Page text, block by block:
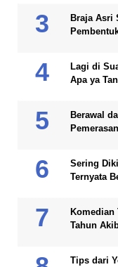
Braja Asri
Lagi di
Apa ya
Berawal
Sering
Ternyata
Komedian
Tahun
Tips dari